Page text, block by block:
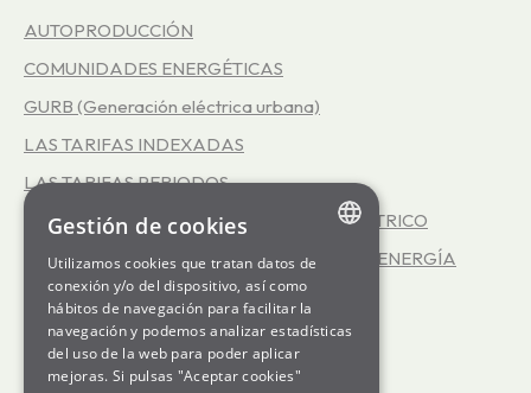
AUTOPRODUCCIÓN
COMUNIDADES ENERGÉTICAS
GURB (Generación eléctrica urbana)
LAS TARIFAS INDEXADAS
LAS TARIFAS PERIODOS
REPRESENTACIÓN EN EL MERCADO ELÉCTRICO
EFICIENCIA ENERGÉTICA - SERVICIO INFOENERGÍA
GENERATION kWh
LA COOPERATIVA SOM ENERGIA
LAS TARIFAS 3.0TD
ENGLISH
SPANISH
GL
Gestión de cookies
Utilizamos cookies que tratan datos de
conexión y/o del dispositivo, así como
hábitos de navegación para facilitar la
navegación y podemos analizar estadísticas
del uso de la web para poder aplicar
mejoras. Si pulsas "Aceptar cookies"